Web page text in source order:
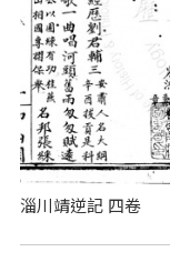
淄川靖逆記 四卷